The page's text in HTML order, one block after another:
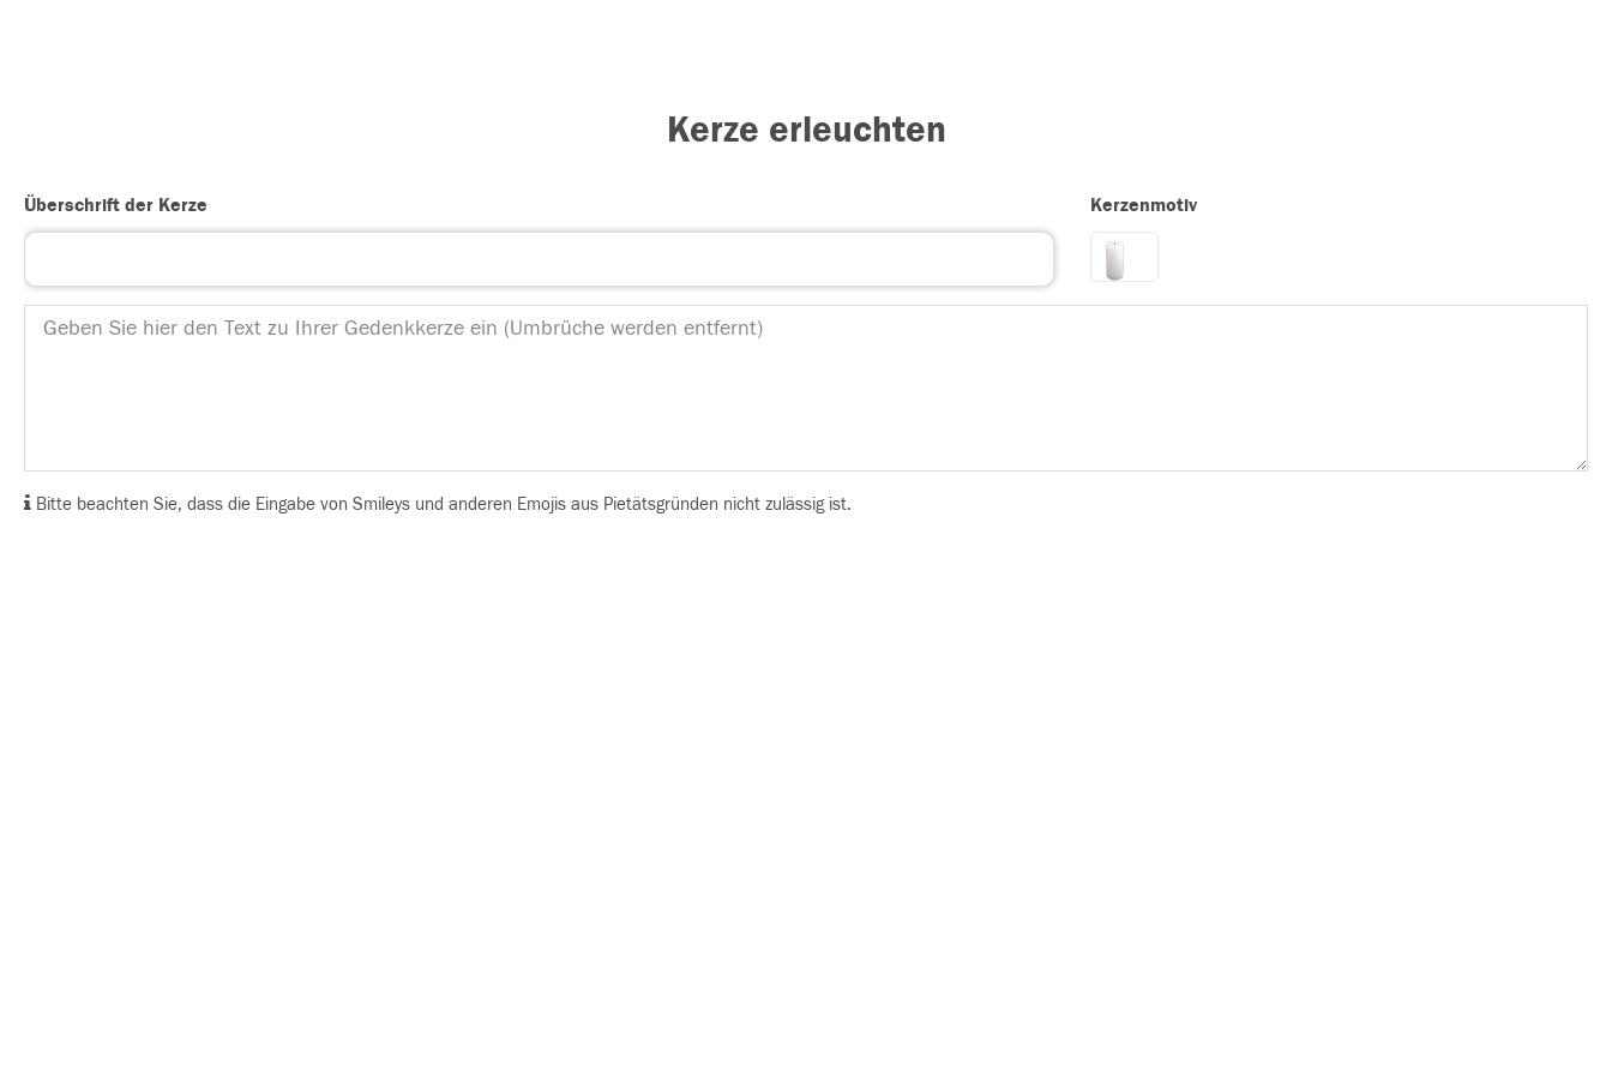
Kerze erleuchten
Überschrift der Kerze Kerzenmotiv
Bitte beachten Sie, dass die Eingabe von Smileys und anderen Emojis aus Pietätsgründen nicht zulässig ist.